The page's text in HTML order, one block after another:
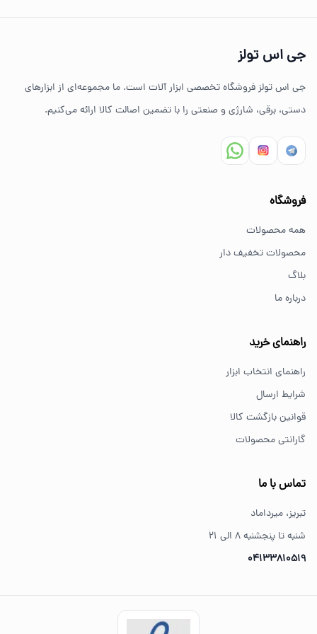
ضمانت اصالت کالا
مشاوره تخصصی خرید ابزار
برای کارهای خانگی معمولاً ابزارهای سبک مانند دریل شارژی،
از کجا ابزار اصل بخریم؟
جی اس تولز
جی اس تولز فروشگاه تخصصی ابزار آلات است. ما مجموعه‌ای از ابزارهای
دستی، برقی، شارژی و صنعتی را با تضمین اصالت کالا ارائه می‌کنیم.
فروشگاه
همه محصولات
محصولات تخفیف دار
بلاگ
درباره ما
راهنمای خرید
راهنمای انتخاب ابزار
شرایط ارسال
قوانین بازگشت کالا
گارانتی محصولات
تماس با ما
تبریز، میرداماد
شنبه تا پنجشنبه ۸ الی ۲۱
04133810519